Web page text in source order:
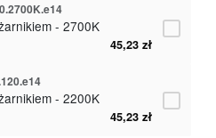
- 2700K
45,23 zł
- 2200K
45,23 zł